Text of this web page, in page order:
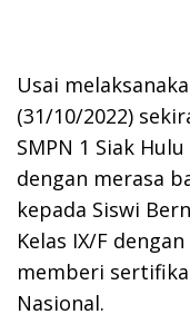
Usai
(31/10/2022)
SMPN 1 Siak
dengan merasa
kepada Siswi
Kelas IX/F
memberi
Nasional.